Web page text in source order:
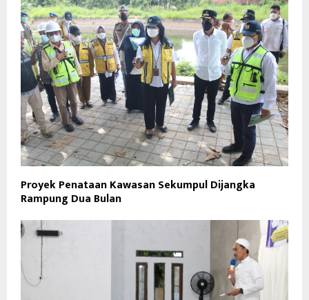
Proyek Penataan Kawasan Sekumpul Dijangka
Rampung Dua Bulan